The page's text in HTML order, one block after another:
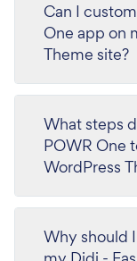
Can I
One app on
Theme site?
What steps
POWR One
WordPress
Why should